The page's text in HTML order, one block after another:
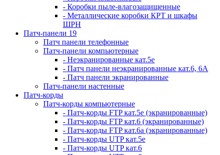
- Коробки пыле-влагозащищенные
- Металлические коробки КРТ и шкафы
ШРН
Патч-панели 19
Патч панели телефонные
Патч-панели компьютерные
- Неэкранированные кат.5е
- Патч панели неэкранированные кат.6, 6А
- Патч панели экранированные
Патч-панели настенные
Патч-корды
Патч-корды компьютерные
- Патч-корды FTP кат.5е (экранированные)
- Патч-корды FTP кат.6 (экранированные)
- Патч-корды FTP кат.6а (экранированные)
- Патч-корды UTP кат.5е
- Патч-корды UTP кат.6